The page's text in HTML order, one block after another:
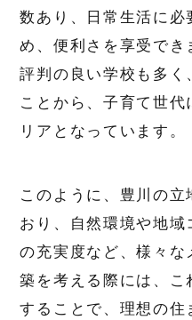
数あり、日常生活に
め、便利さを享受で
評判の良い学校も多く
ことから、子育て世
リアとなっています。
このように、豊川の
おり、自然環境や地
の充実度など、様々
築を考える際には、
することで、理想の